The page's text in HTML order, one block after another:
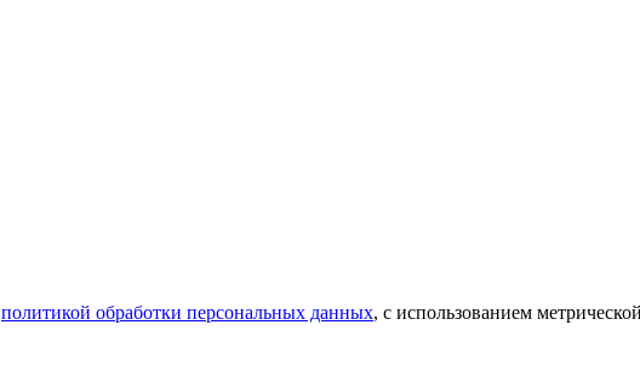
политикой обработки персональных данных, с использованием